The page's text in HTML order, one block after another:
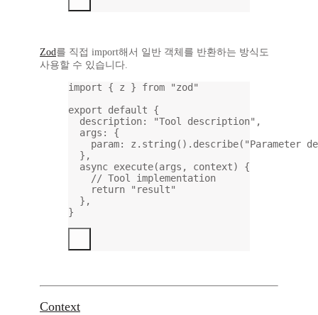
Zod를 직접 import해서 일반 객체를 반환하는 방식도
사용할 수 있습니다.
import { z } from
"zod"
export
default {
description:
"Tool description" ,
args: {
param: z. string (). describe( "Parameter
},
async execute(args , context) {
// Tool implementation
return
"result"
},
}
Context